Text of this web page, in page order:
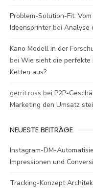
Problem-Solution-Fit:
Ideensprinter bei Analyse
Kano Modell in der
bei Wie sieht die perfekte
Ketten aus?
gerrit.ross bei P2P-
Marketing den Umsatz
NEUESTE BEITRÄGE
Instagram-DM-
Impressionen und
Tracking-Konzept